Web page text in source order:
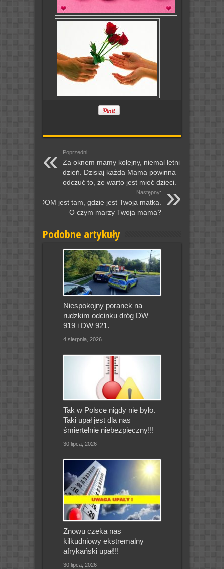
Poprzedni:
Za oknem mamy kolejny, niemal letni
dzień. Dzisiaj każda Mama powinna
odczuć to, że warto jest mieć dzieci.
Następny:
DOM jest tam, gdzie jest Twoja matka.
O czym marzy Twoja mama?
Podobne artykuły
Niespokojny poranek na
rudzkim odcinku dróg DW
919 i DW 921.
4 sierpnia, 2026
Tak w Polsce nigdy nie było.
Taki upał jest dla nas
śmiertelnie niebezpieczny!!!
30 lipca, 2026
Znowu czeka nas
kilkudniowy ekstremalny
afrykański upał!!!
30 lipca, 2026